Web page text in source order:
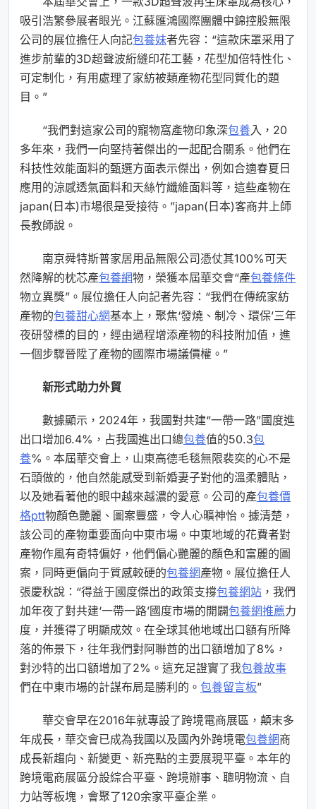
吸引浩繁參展者眼光。江蘇匯鴻國際團體中錦控股無限
公司的展位擔任人向記包養妹者先容：“這款床罩采用了
進步前輩的3D超聲波絎縫印花工藝，花型加倍特性化、
可定制化，有用處理了家紡被類產物花型同質化的題
目。”
“我們對這家公司的寵物窩產物印象深包養入，20
多年來，我們一向堅持著傑出的一起配合關系。他們在
科技性效能面料的甄選方面表示傑出，例如合適春夏日
應用的涼感透氣面料和天絲竹纖維面料等，這些產物在
japan(日本)市場很是受接待。”japan(日本)客商井上師
長教師說。
南京舜特斯普家居用品無限公司憑仗其100%可天
然降解的枕芯產包養網物，榮獲本屆華交會“產包養條件
物立異獎”。展位擔任人向記者先容：“我們在傳統家紡
產物的包養甜心網基本上，聚焦‘發燒、制冷、環保’三年
夜研發標的目的，經由過程增添產物的科技附加值，進
一個步驟晉陞了產物的國際市場議價權。”
新形式助力外貿
數據顯示，2024年，我國對共建“一帶一路”國度進
出口增加6.4%，占我國進出口總包養值的50.3包
養%。本屆華交會上，山東高德毛毯無限裴奕的心不是
石頭做的，他自然能感受到新婚妻子對他的溫柔體貼，
以及她看著他的眼中越來越濃的愛意。公司的產包養價
格ptt物顏色艷麗、圖案豐盛，令人心曠神怡。據清楚，
該公司的產物重要面向中東市場。中東地域的花費者對
產物作風有奇特偏好，他們偏心艷麗的顏色和富麗的圖
案，同時更偏向于質感較硬的包養網產物。展位擔任人
張慶秋說：“得益于國度傑出的政策支撐包養網站 ，我們
加年夜了對共建‘一帶一路’國度市場的開闢包養網推薦力
度，并獲得了明顯成效。在全球其他地域出口額有所降
落的佈景下，往年我們對阿聯酋的出口額增加了8%，
對沙特的出口額增加了2%。這充足證實了我包養故事
們在中東市場的計謀布局是勝利的。 包養留言板”
華交會早在2016年就專設了跨境電商展區，顛末多
年成長，華交會已成為我國以及國內外跨境電包養網商
成長新趨向、新變更、新亮點的主要展現平臺。本年的
跨境電商展區分設綜合平臺、跨境辦事、聰明物流、自
力站等板塊，會聚了120余家平臺企業。